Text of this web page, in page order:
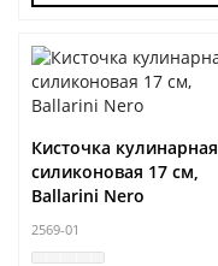
Кисточка кулинарная
силиконовая 17 см,
Ballarini Nero
2569-01